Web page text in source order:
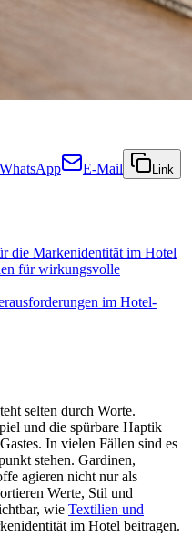
WhatsApp E-Mail Link
die Markenidentität im Hotel
für wirkungsvolle
im Hotel-
selten durch Worte.
und die spürbare Haptik
In vielen Fällen sind es
stehen. Gardinen,
agieren nicht nur als
Werte, Stil und
wie Textilien und
im Hotel beitragen.